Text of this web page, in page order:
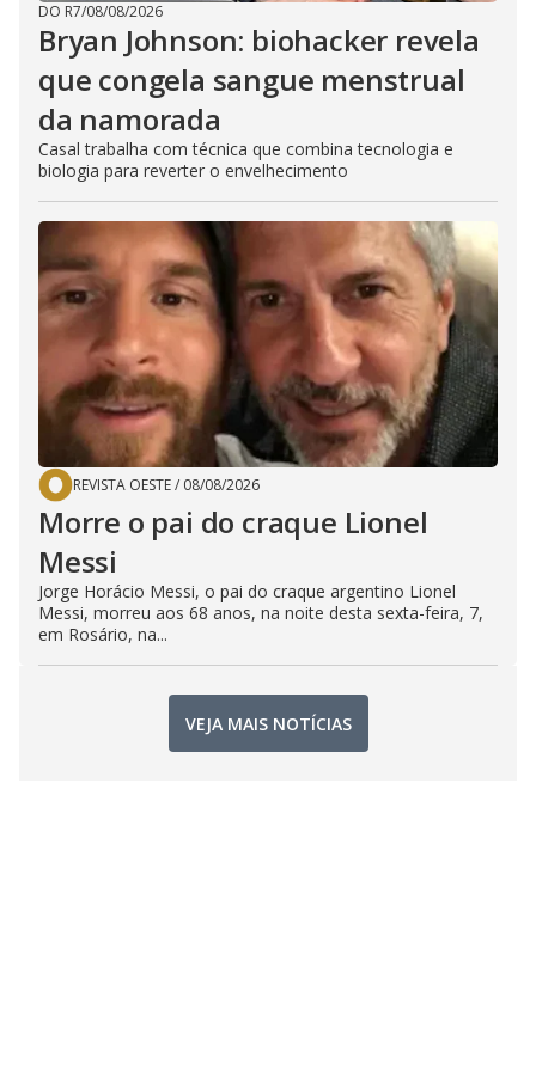
DO R7/08/08/2026
Bryan Johnson: biohacker revela
que congela sangue menstrual
da namorada
Casal trabalha com técnica que combina tecnologia e
biologia para reverter o envelhecimento
REVISTA OESTE/ 08/08/2026
Morre o pai do craque Lionel
Messi
Jorge Horácio Messi, o pai do craque argentino Lionel
Messi, morreu aos 68 anos, na noite desta sexta-feira, 7,
em Rosário, na...
VEJA MAIS NOTÍCIAS